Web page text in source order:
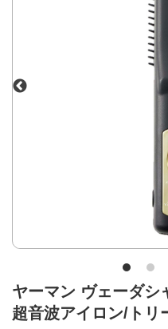
ヤーマン ヴェーダ
超音波アイロン/ト